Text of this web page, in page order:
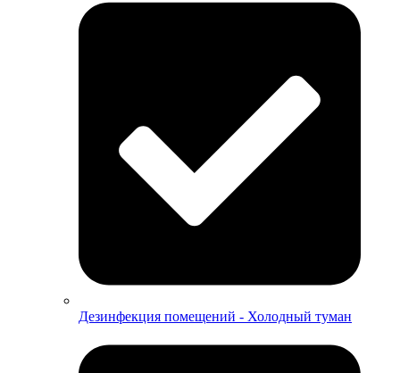
Дезинфекция помещений - Холодный туман